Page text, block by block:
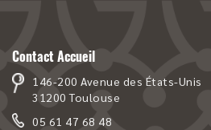
Contact Accueil
146-200 Avenue des États-Unis
31200 Toulouse
05 61 47 68 48